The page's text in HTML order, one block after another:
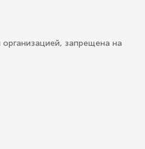
запрещена на